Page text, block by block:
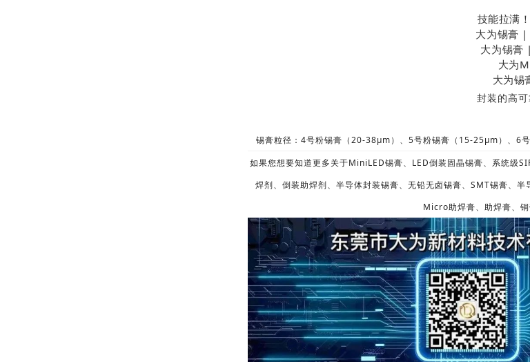
技能拉满
大为锡膏 |
大为锡膏
大为
大为锡
封装的高
锡膏粒径：4号粉锡膏（20-38μm）、5号粉锡膏（15-25μm）、6
如果您想要知道更多关于MiniLED锡膏、LED倒装固晶锡膏、 系统级
焊剂、倒装助焊剂、半导体封装锡膏、无铅无卤锡膏、SMT锡膏、
Micro助焊膏、助焊膏、